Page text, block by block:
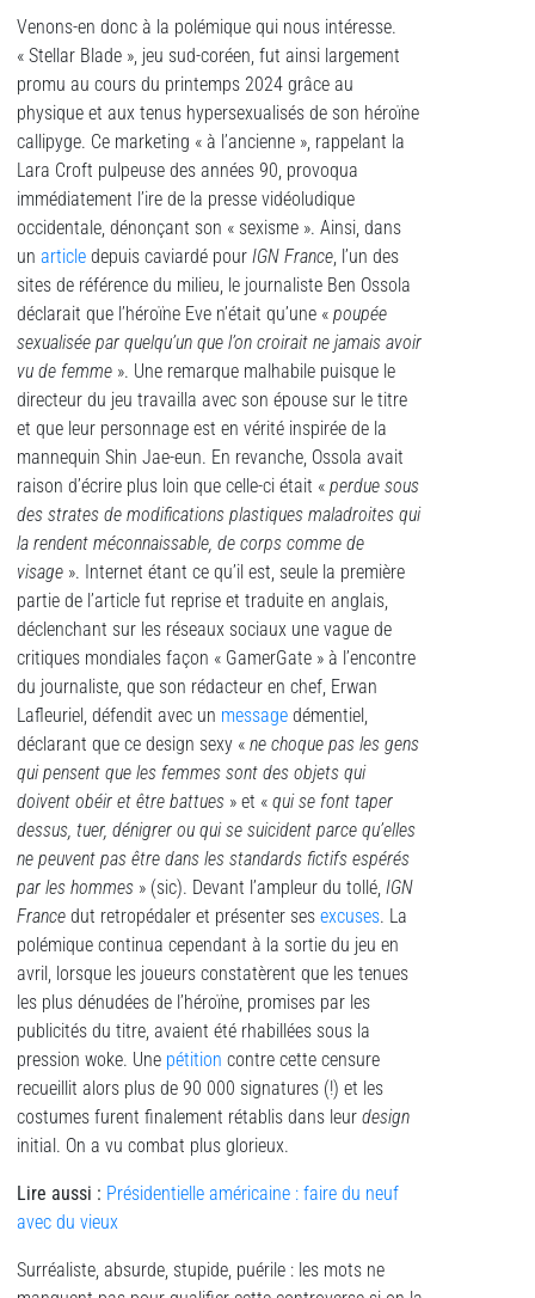
Venons-en donc à la polémique qui nous intéresse.
« Stellar Blade », jeu sud-coréen, fut ainsi largement
promu au cours du printemps 2024 grâce au
physique et aux tenus hypersexualisés de son héroïne
callipyge. Ce marketing « à l’ancienne », rappelant la
Lara Croft pulpeuse des années 90, provoqua
immédiatement l’ire de la presse vidéoludique
occidentale, dénonçant son « sexisme ». Ainsi, dans
un article depuis caviardé pour IGN France, l’un des
sites de référence du milieu, le journaliste Ben Ossola
déclarait que l’héroïne Eve n’était qu’une « poupée
sexualisée par quelqu’un que l’on croirait ne jamais avoir
vu de femme ». Une remarque malhabile puisque le
directeur du jeu travailla avec son épouse sur le titre
et que leur personnage est en vérité inspirée de la
mannequin Shin Jae-eun. En revanche, Ossola avait
raison d’écrire plus loin que celle-ci était « perdue sous
des strates de modifications plastiques maladroites qui
la rendent méconnaissable, de corps comme de
visage ». Internet étant ce qu’il est, seule la première
partie de l’article fut reprise et traduite en anglais,
déclenchant sur les réseaux sociaux une vague de
critiques mondiales façon « GamerGate » à l’encontre
du journaliste, que son rédacteur en chef, Erwan
Lafleuriel, défendit avec un message démentiel,
déclarant que ce design sexy « ne choque pas les gens
qui pensent que les femmes sont des objets qui
doivent obéir et être battues » et « qui se font taper
dessus, tuer, dénigrer ou qui se suicident parce qu’elles
ne peuvent pas être dans les standards fictifs espérés
par les hommes » (sic). Devant l’ampleur du tollé, IGN
France dut retropédaler et présenter ses excuses. La
polémique continua cependant à la sortie du jeu en
avril, lorsque les joueurs constatèrent que les tenues
les plus dénudées de l’héroïne, promises par les
publicités du titre, avaient été rhabillées sous la
pression woke. Une pétition contre cette censure
recueillit alors plus de 90 000 signatures (!) et les
costumes furent finalement rétablis dans leur design
initial. On a vu combat plus glorieux.
Lire aussi : Présidentielle américaine : faire du neuf
avec du vieux
Surréaliste, absurde, stupide, puérile : les mots ne